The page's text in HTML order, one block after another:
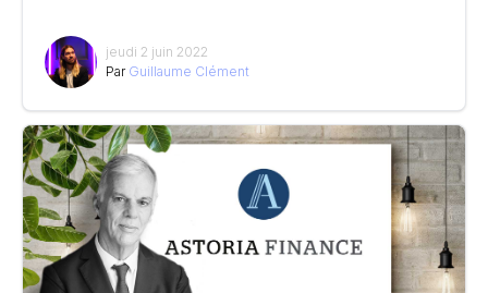
jeudi 2 juin 2022
Par Guillaume Clément